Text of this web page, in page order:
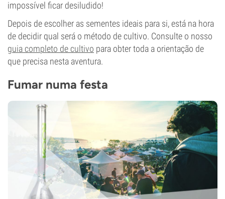
impossível ficar desiludido!
Depois de escolher as sementes ideais para si, está na hora
de decidir qual será o método de cultivo. Consulte o nosso
guia completo de cultivo para obter toda a orientação de
que precisa nesta aventura.
Fumar numa festa